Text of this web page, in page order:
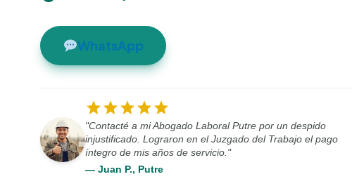
WhatsApp
starstarstarstarstar
"Contacté a mi Abogado Laboral Putre por un despido
injustificado. Lograron en el Juzgado del Trabajo el pago
íntegro de mis años de servicio."
— Juan P., Putre